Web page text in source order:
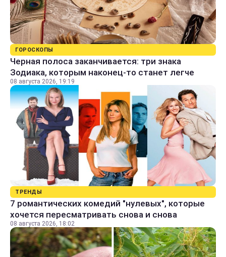
ГОРОСКОПЫ
Черная полоса заканчивается: три знака
Зодиака, которым наконец-то станет легче
08 августа 2026, 19:19
ТРЕНДЫ
7 романтических комедий "нулевых", которые
хочется пересматривать снова и снова
08 августа 2026, 18:02